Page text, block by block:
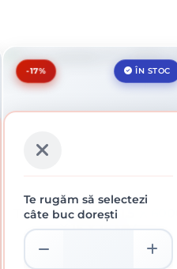
ÎN STOC
-17%
TEAVA PATRATA 1.5 X 6000
X 15 X 15 MM
Te rugăm să selectezi
câte buc dorești